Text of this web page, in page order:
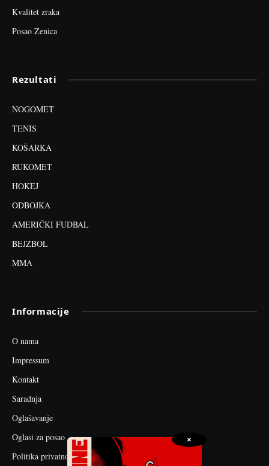
Kvalitet zraka
Posao Zenica
Rezultati
NOGOMET
TENIS
KOŠARKA
RUKOMET
HOKEJ
ODBOJKA
AMERIČKI FUDBAL
BEJZBOL
MMA
Informacije
O nama
Impressum
Kontakt
Saradnja
Oglašavanje
Oglasi za posao
Politika privatnosti
×